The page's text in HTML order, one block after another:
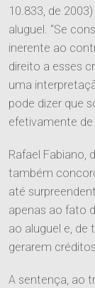
10.833, de
aluguel. “Se
inerente ao
direito a esses
uma
pode dizer que
efetivamente de
Rafael Fabiano,
também
até
apenas ao fato
ao aluguel e, de
gerarem
A sentença, ao